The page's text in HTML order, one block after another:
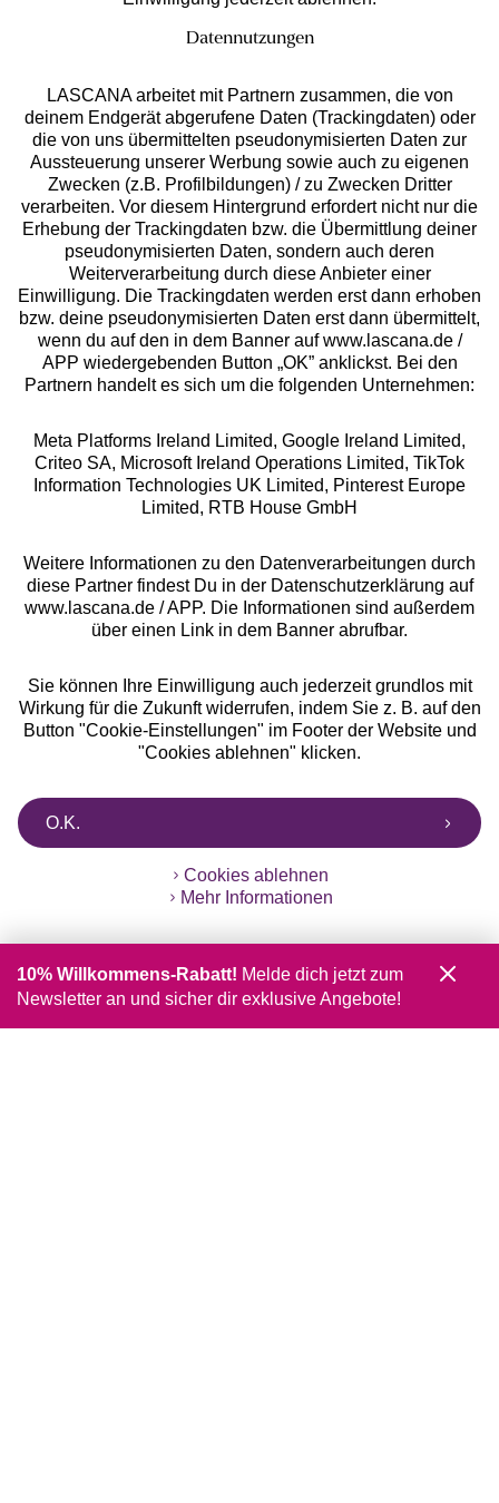
Services
Beratung
Über uns
Rechtliches
Alle Preise inkl. MwSt., zzgl.
Versandkosten
** Bonität vorausgesetzt, berechtigt zur Bonitätsprüfung
Datennutzungen
LASCANA arbeitet mit Partnern zusammen, die von
deinem Endgerät abgerufene Daten (Trackingdaten) oder
die von uns übermittelten pseudonymisierten Daten zur
Aussteuerung unserer Werbung sowie auch zu eigenen
Zwecken (z.B. Profilbildungen) / zu Zwecken Dritter
verarbeiten. Vor diesem Hintergrund erfordert nicht nur die
Erhebung der Trackingdaten bzw. die Übermittlung deiner
pseudonymisierten Daten, sondern auch deren
Weiterverarbeitung durch diese Anbieter einer
Einwilligung. Die Trackingdaten werden erst dann erhoben
bzw. deine pseudonymisierten Daten erst dann übermittelt,
wenn du auf den in dem Banner auf www.lascana.de /
APP wiedergebenden Button „OK” anklickst. Bei den
Partnern handelt es sich um die folgenden Unternehmen:
Meta Platforms Ireland Limited, Google Ireland Limited,
Criteo SA, Microsoft Ireland Operations Limited, TikTok
Information Technologies UK Limited, Pinterest Europe
Limited, RTB House GmbH
Weitere Informationen zu den Datenverarbeitungen durch
diese Partner findest Du in der Datenschutzerklärung auf
www.lascana.de / APP. Die Informationen sind außerdem
über einen Link in dem Banner abrufbar.
Sie können Ihre Einwilligung auch jederzeit grundlos mit
Wirkung für die Zukunft widerrufen, indem Sie z. B. auf den
Button "Cookie-Einstellungen" im Footer der Website und
"Cookies ablehnen" klicken.
O.K.
Cookies ablehnen
Mehr Informationen
10% Willkommens-Rabatt! Melde dich jetzt zum
Newsletter an und sicher dir exklusive Angebote!